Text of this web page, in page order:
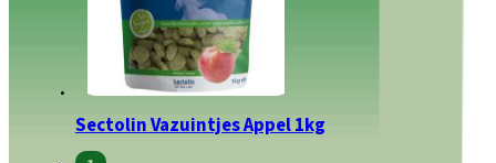
Sectolin Vazuintjes Appel 1kg